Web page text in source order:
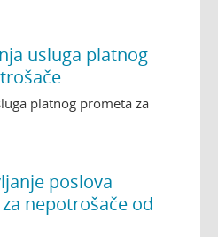
usluga platnog
platnog prometa za
poslova
nepotrošače od